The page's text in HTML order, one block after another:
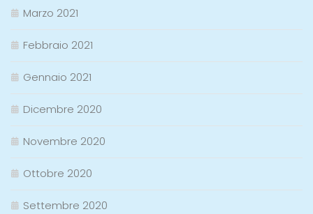
Marzo 2021
Febbraio 2021
Gennaio 2021
Dicembre 2020
Novembre 2020
Ottobre 2020
Settembre 2020